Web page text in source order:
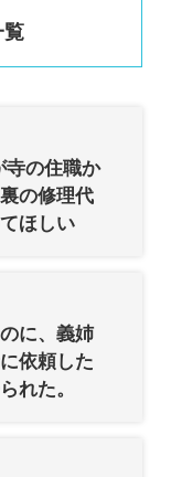
覧
寺の住職か
の修理代
ほしい
に、義姉
依頼した
れた。